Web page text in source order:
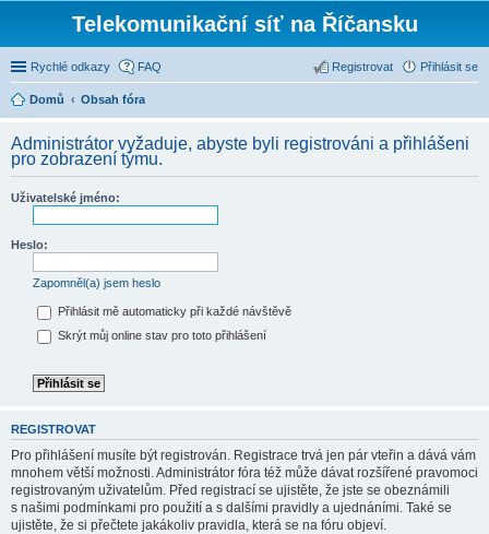
Telekomunikační síť na Říčansku
Rychlé odkazy FAQ Přihlásit se
Registrovat
Domů Obsah fóra
Administrátor vyžaduje, abyste byli registrováni a přihlášeni
pro zobrazení týmu.
Uživatelské jméno:
Heslo:
Zapomněl(a) jsem heslo
Přihlásit mě automaticky při každé návštěvě
Skrýt můj online stav pro toto přihlášení
REGISTROVAT
Pro přihlášení musíte být registrován. Registrace trvá jen pár vteřin a dává vám
mnohem větší možnosti. Administrátor fóra též může dávat rozšířené pravomoci
registrovaným uživatelům. Před registrací se ujistěte, že jste se obeznámili
s našimi podmínkami pro použití a s dalšími pravidly a ujednáními. Také se
ujistěte, že si přečtete jakákoliv pravidla, která se na fóru objeví.